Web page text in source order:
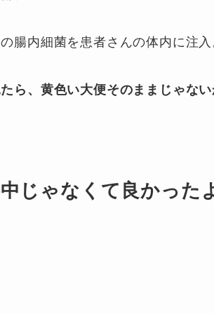
の腸内細菌を患者さんの体内に注入
ら、黄色い大便そのままじゃない
じゃなくて良かった